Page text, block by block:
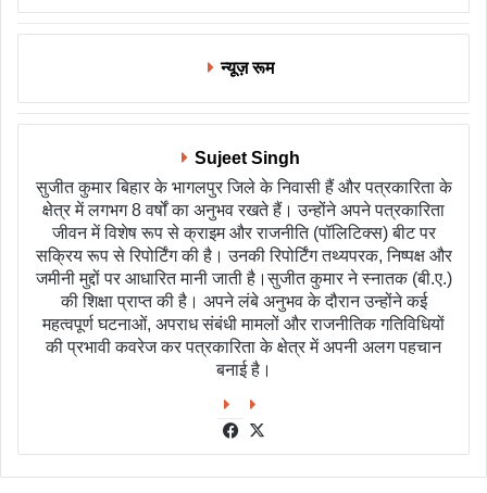
न्यूज़ रूम
Sujeet Singh
सुजीत कुमार बिहार के भागलपुर जिले के निवासी हैं और पत्रकारिता के
क्षेत्र में लगभग 8 वर्षों का अनुभव रखते हैं। उन्होंने अपने पत्रकारिता
जीवन में विशेष रूप से क्राइम और राजनीति (पॉलिटिक्स) बीट पर
सक्रिय रूप से रिपोर्टिंग की है। उनकी रिपोर्टिंग तथ्यपरक, निष्पक्ष और
जमीनी मुद्दों पर आधारित मानी जाती है।सुजीत कुमार ने स्नातक (बी.ए.)
की शिक्षा प्राप्त की है। अपने लंबे अनुभव के दौरान उन्होंने कई
महत्वपूर्ण घटनाओं, अपराध संबंधी मामलों और राजनीतिक गतिविधियों
की प्रभावी कवरेज कर पत्रकारिता के क्षेत्र में अपनी अलग पहचान
बनाई है।
Facebook